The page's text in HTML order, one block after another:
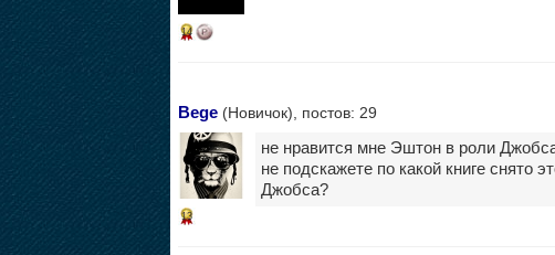
14
Bege(Новичок), постов: 29
13
не нравится мне Эштон в роли
не подскажете по какой книге снято
Джобса?